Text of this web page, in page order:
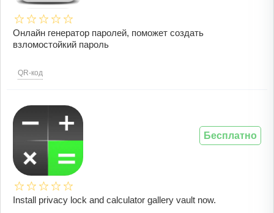
Онлайн генератор паролей, поможет создать
взломостойкий пароль
QR-код
Install privacy lock and calculator gallery vault now.
Бесплатно